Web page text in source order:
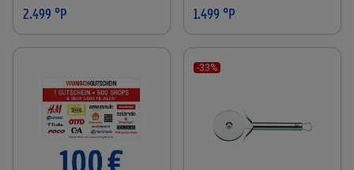
2.499 °P 1.499 °P
-33%